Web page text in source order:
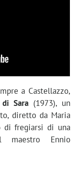
a Castellazzo,
Sara(1973), un
diretto da Maria
di fregiarsi di una
maestro Ennio